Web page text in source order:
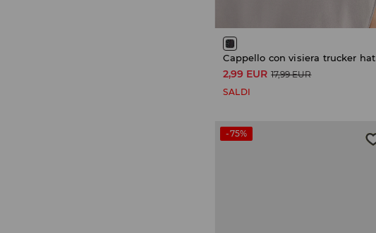
Cappello con visiera trucker hat
2,99 EUR 17,99 EUR
SALDI
-75%